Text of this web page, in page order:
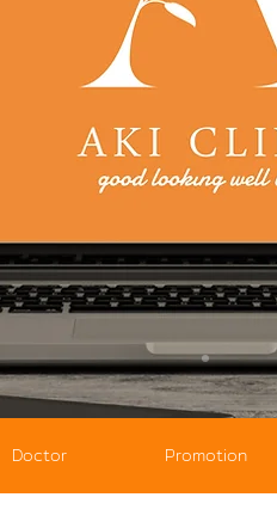
Doctor Promotion